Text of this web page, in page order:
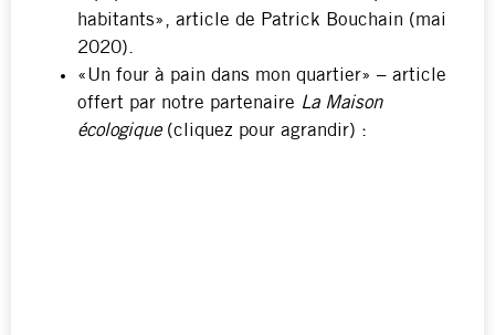
habitants», article de Patrick Bouchain (mai
2020).
«Un four à pain dans mon quartier» – article
offert par notre partenaire La Maison
écologique (cliquez pour agrandir) :